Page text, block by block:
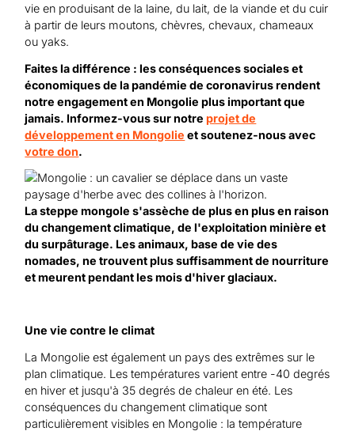
vie en produisant de la laine, du lait, de la viande et du cuir
à partir de leurs moutons, chèvres, chevaux, chameaux
ou yaks.
Faites la différence : les conséquences sociales et
économiques de la pandémie de coronavirus rendent
notre engagement en Mongolie plus important que
jamais. Informez-vous sur notreprojet de
développement en Mongolie et soutenez-nous avec
votre don.
La steppe mongole s'assèche de plus en plus en raison
du changement climatique, de l'exploitation minière et
du surpâturage. Les animaux, base de vie des
nomades, ne trouvent plus suffisamment de nourriture
et meurent pendant les mois d'hiver glaciaux.
Une vie contre le climat
La Mongolie est également un pays des extrêmes sur le
plan climatique. Les températures varient entre -40 degrés
en hiver et jusqu'à 35 degrés de chaleur en été. Les
conséquences du changement climatique sont
particulièrement visibles en Mongolie : la température